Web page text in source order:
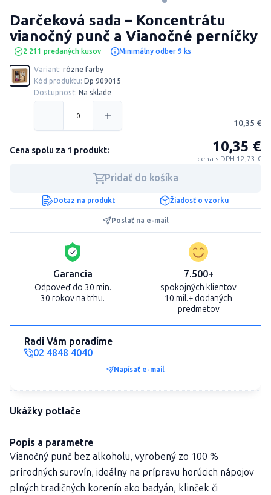
2 211 predaných kusov Minimálny odber 9 ks
Darčeková sada – Koncentrátu
vianočný punč a Vianočné perníčky
Variant: rôzne farby
Kód produktu: Dp 909015
Dostupnosť: Na sklade
10,35 €
Cena spolu za 1 produkt: 10,35 €
cena s DPH 12,73 €
Pridať do košíka
Dotaz na produkt Žiadosť o vzorku
Poslať na e-mail
Garancia
Odpoveď do 30 min.
30 rokov na trhu.
7.500+
spokojných klientov
10 mil.+ dodaných
predmetov
Radi Vám poradíme
02 4848 4040
Napísať e-mail
Ukážky potlače
Popis a parametre
Vianočný punč bez alkoholu, vyrobený zo 100 %
prírodných surovín, ideálny na prípravu horúcich nápojov
plných tradičných korenín ako badyán, klinček či